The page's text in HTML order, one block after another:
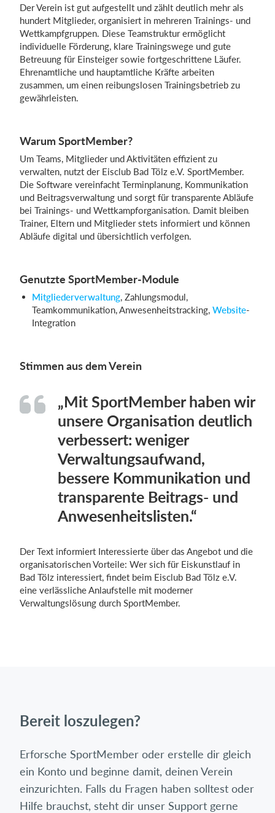
Der Verein ist gut aufgestellt und zählt deutlich mehr als
hundert Mitglieder, organisiert in mehreren Trainings- und
Wettkampfgruppen. Diese Teamstruktur ermöglicht
individuelle Förderung, klare Trainingswege und gute
Betreuung für Einsteiger sowie fortgeschrittene Läufer.
Ehrenamtliche und hauptamtliche Kräfte arbeiten
zusammen, um einen reibungslosen Trainingsbetrieb zu
gewährleisten.
Warum SportMember?
Um Teams, Mitglieder und Aktivitäten effizient zu
verwalten, nutzt der Eisclub Bad Tölz e.V. SportMember.
Die Software vereinfacht Terminplanung, Kommunikation
und Beitragsverwaltung und sorgt für transparente Abläufe
bei Trainings- und Wettkampforganisation. Damit bleiben
Trainer, Eltern und Mitglieder stets informiert und können
Abläufe digital und übersichtlich verfolgen.
Genutzte SportMember-Module
Mitgliederverwaltung, Zahlungsmodul,
Teamkommunikation, Anwesenheitstracking, Website-
Integration
Stimmen aus dem Verein
„Mit SportMember haben wir
unsere Organisation deutlich
verbessert: weniger
Verwaltungsaufwand,
bessere Kommunikation und
transparente Beitrags- und
Anwesenheitslisten.“
Der Text informiert Interessierte über das Angebot und die
organisatorischen Vorteile: Wer sich für Eiskunstlauf in
Bad Tölz interessiert, findet beim Eisclub Bad Tölz e.V.
eine verlässliche Anlaufstelle mit moderner
Verwaltungslösung durch SportMember.
Bereit loszulegen?
Erforsche SportMember oder erstelle dir gleich
ein Konto und beginne damit, deinen Verein
einzurichten. Falls du Fragen haben solltest oder
Hilfe brauchst, steht dir unser Support gerne